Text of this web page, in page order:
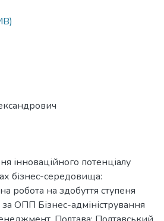
інноваційного потенціалу
бізнес-середовища:
робота на здобуття ступеня
за ОПП Бізнес-адміністрування